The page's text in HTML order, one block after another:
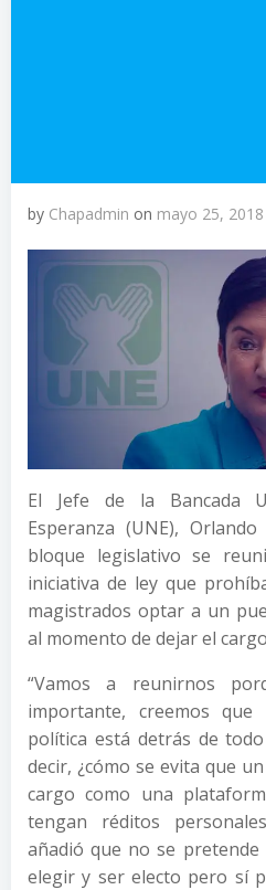
by Chapadmin on mayo 25, 2018
El Jefe de la Bancada
Esperanza (UNE),
bloque legislativo se
iniciativa de ley que
magistrados optar a un
al momento de dejar el
“Vamos a reunirnos
importante, creemos
política está detrás de
decir, ¿cómo se evita que
cargo como una
tengan réditos
añadió que no se
elegir y ser electo pero sí